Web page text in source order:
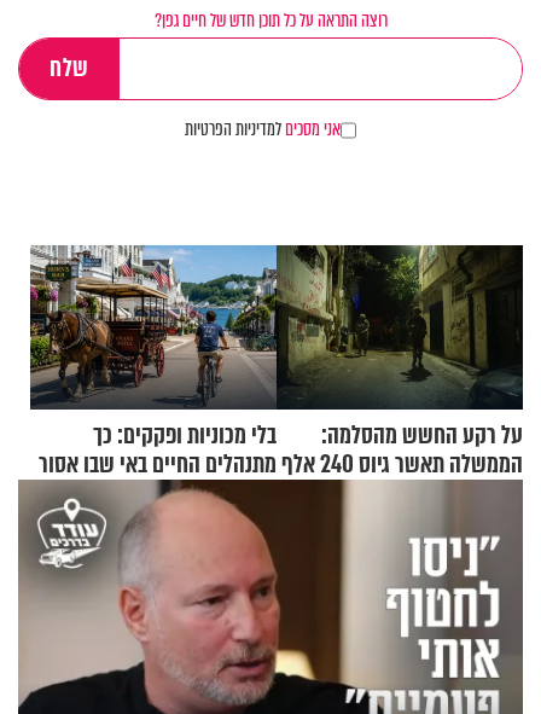
רוצה התראה על כל תוכן חדש של חיים גפן?
אני מסכיםלמדיניות הפרטיות
על רקע החשש מהסלמה:
הממשלה תאשר גיוס 240 אלף
בלי מכוניות ופקקים: כך
מתנהלים החיים באי שבו אסור
לנהוג כבר יותר מ-120 שנה